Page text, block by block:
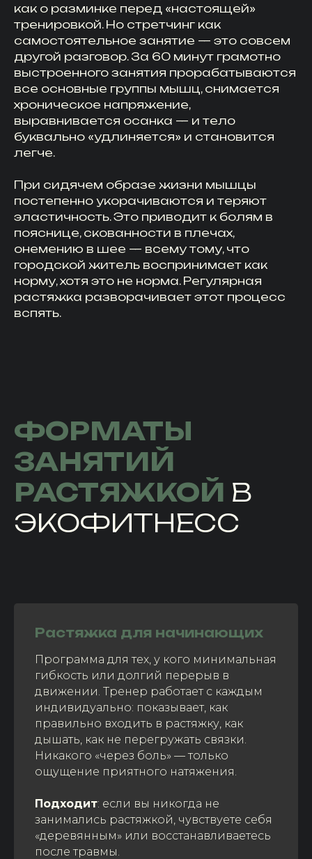
как о разминке перед «настоящей»
тренировкой. Но стретчинг как
самостоятельное занятие — это совсем
другой разговор. За 60 минут грамотно
выстроенного занятия прорабатываются
все основные группы мышц, снимается
хроническое напряжение,
выравнивается осанка — и тело
буквально «удлиняется» и становится
легче.
При сидячем образе жизни мышцы
постепенно укорачиваются и теряют
эластичность. Это приводит к болям в
пояснице, скованности в плечах,
онемению в шее — всему тому, что
городской житель воспринимает как
норму, хотя это не норма. Регулярная
растяжка разворачивает этот процесс
вспять.
ФОРМАТЫ
ЗАНЯТИЙ
РАСТЯЖКОЙ В
ЭКОФИТНЕСС
Растяжка для начинающих
Программа для тех, у кого минимальная
гибкость или долгий перерыв в
движении. Тренер работает с каждым
индивидуально: показывает, как
правильно входить в растяжку, как
дышать, как не перегружать связки.
Никакого «через боль» — только
ощущение приятного натяжения.
Подходит: если вы никогда не
занимались растяжкой, чувствуете себя
«деревянным» или восстанавливаетесь
после травмы.